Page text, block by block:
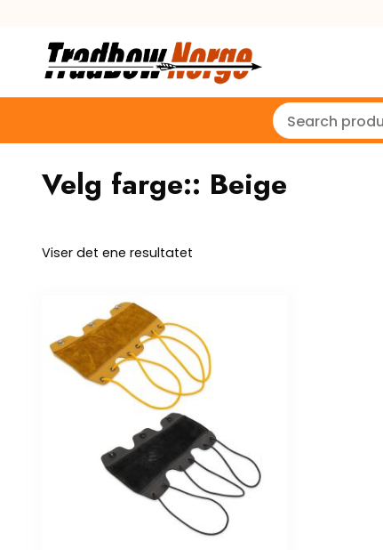
Velg farge:: Beige
Viser det ene resultatet